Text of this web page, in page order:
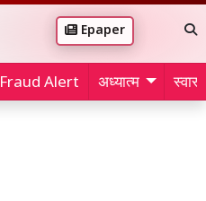
Epaper
Fraud Alert अध्यात्म